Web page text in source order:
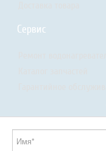
Сервис